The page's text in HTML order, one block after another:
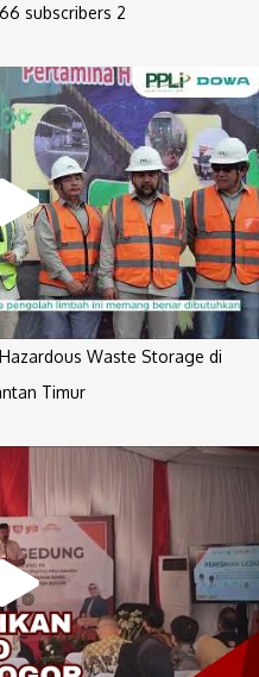
subscribers 2
Waste Storage di
Timur